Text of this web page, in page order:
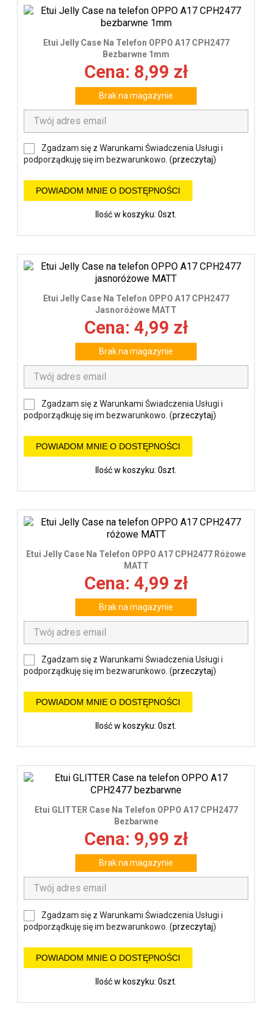
Etui Jelly Case Na Telefon OPPO A17 CPH2477
Bezbarwne 1mm
Cena: 8,99 zł
Brak na magazynie
Zgadzam się z Warunkami Świadczenia Usługi i
podporządkuję się im bezwarunkowo. (przeczytaj)
POWIADOM MNIE O DOSTĘPNOŚCI
Ilość w koszyku: 0szt.
Etui Jelly Case Na Telefon OPPO A17 CPH2477
Jasnoróżowe MATT
Cena: 4,99 zł
Brak na magazynie
Zgadzam się z Warunkami Świadczenia Usługi i
podporządkuję się im bezwarunkowo. (przeczytaj)
POWIADOM MNIE O DOSTĘPNOŚCI
Ilość w koszyku: 0szt.
Etui Jelly Case Na Telefon OPPO A17 CPH2477 Różowe
MATT
Cena: 4,99 zł
Brak na magazynie
Zgadzam się z Warunkami Świadczenia Usługi i
podporządkuję się im bezwarunkowo. (przeczytaj)
POWIADOM MNIE O DOSTĘPNOŚCI
Ilość w koszyku: 0szt.
Etui GLITTER Case Na Telefon OPPO A17 CPH2477
Bezbarwne
Cena: 9,99 zł
Brak na magazynie
Zgadzam się z Warunkami Świadczenia Usługi i
podporządkuję się im bezwarunkowo. (przeczytaj)
POWIADOM MNIE O DOSTĘPNOŚCI
Ilość w koszyku: 0szt.